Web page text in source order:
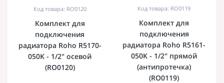
Код товара: RO0120
Комплект для
подключения
радиатора Roho R5170-
050K - 1/2" осевой
(RO0120)
Код товара: RO0119
Комплект для
подключения
радиатора Roho R5161-
050K - 1/2" прямой
(антипротечка)
(RO0119)